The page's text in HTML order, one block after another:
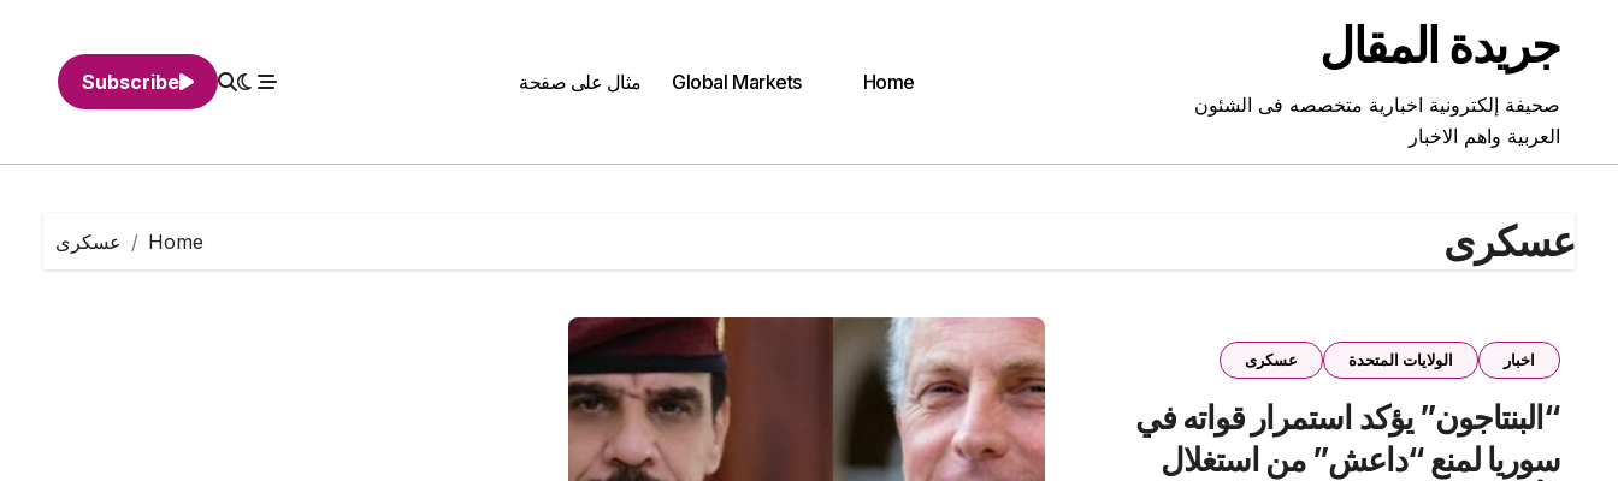
contentجريدة المقال
صحيفة إلكترونية اخبارية متخصصه فى الشئون
العربية واهم الاخبار
Home
Global Markets مثال على صفحة Subscribe
عسكرى Home عسكرى
اخبار الولايات المتحدة عسكرى
“البنتاجون” يؤكد استمرار قواته في
سوريا لمنع “داعش” من استغلال